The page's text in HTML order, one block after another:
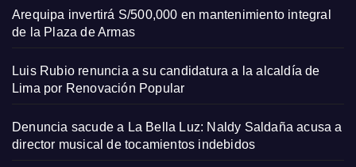
Arequipa invertirá S/500,000 en mantenimiento integral
de la Plaza de Armas
Luis Rubio renuncia a su candidatura a la alcaldía de
Lima por Renovación Popular
Denuncia sacude a La Bella Luz: Naldy Saldaña acusa a
director musical de tocamientos indebidos